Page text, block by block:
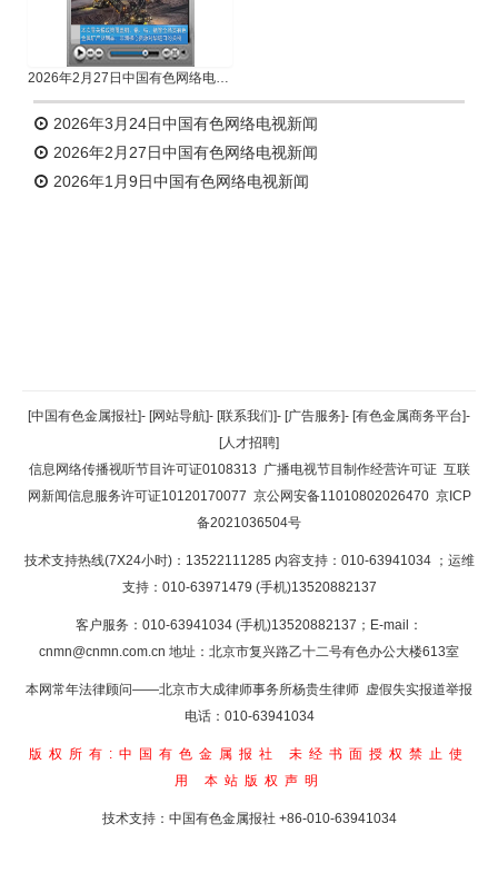
2026年2月27日中国有色网络电视新闻
2026年3月24日中国有色网络电视新闻
2026年2月27日中国有色网络电视新闻
2026年1月9日中国有色网络电视新闻
返回顶部
返回首页
[中国有色金属报社]- [网站导航]- [联系我们]- [广告服务]- [有色金属商务平台]-
[人才招聘]
信息网络传播视听节目许可证0108313 广播电视节目制作经营许可证 互联
网新闻信息服务许可证10120170077 京公网安备11010802026470 京ICP
备2021036504号
技术支持热线(7X24小时)：13522111285 内容支持：010-63941034 ；运维
支持：010-63971479 (手机)13520882137
客户服务：010-63941034 (手机)13520882137；E-mail：
cnmn@cnmn.com.cn 地址：北京市复兴路乙十二号有色办公大楼613室
本网常年法律顾问——北京市大成律师事务所杨贵生律师 虚假失实报道举报
电话：010-63941034
版权所有:中国有色金属报社
未经书面授权禁止使
用 本站版权声明
技术支持：中国有色金属报社 +86-010-63941034